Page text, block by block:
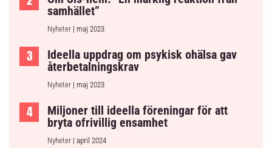
samhället”
Nyheter | maj 2023
Ideella uppdrag om psykisk ohälsa gav
återbetalningskrav
Nyheter | maj 2023
Miljoner till ideella föreningar för att
bryta ofrivillig ensamhet
Nyheter | april 2024